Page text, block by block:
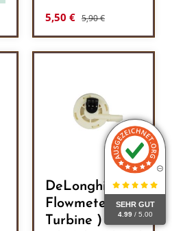
SEHR GUT
4.99 / 5.00
Verkaufspreis:
5,50 € Regulärer Preis:
5,90 €
DeLonghi
Flowmeter (
Turbine ) -